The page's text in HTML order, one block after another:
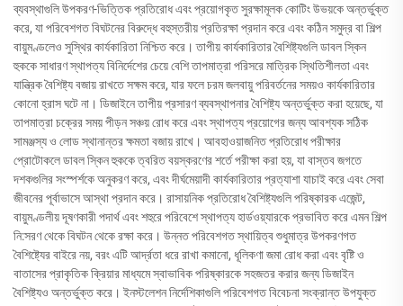
ব্যবস্থাগুলি উপকরণ-ভিত্তিক প্রতিরোধ এবং প্রয়োগকৃত সুরক্ষামূলক কোটিং উভয়কে অন্তর্ভুক্ত
করে, যা পরিবেশগত বিঘটনের বিরুদ্ধে বহুস্তরীয় প্রতিরক্ষা প্রদান করে এবং কঠিন সমুদ্র বা শিল্প
বায়ুমণ্ডলেও সুস্থির কার্যকারিতা নিশ্চিত করে। তাপীয় কার্যকারিতার বৈশিষ্ট্যগুলি ডাবল স্কিন
হুককে সাধারণ স্থাপত্য বিনির্দেশের চেয়ে বেশি তাপমাত্রা পরিসরে মাত্রিক স্থিতিশীলতা এবং
যান্ত্রিক বৈশিষ্ট্য বজায় রাখতে সক্ষম করে, যার ফলে চরম জলবায়ু পরিবর্তনের সময়ও কার্যকারিতার
কোনো হ্রাস ঘটে না। ডিজাইনে তাপীয় প্রসারণ ব্যবস্থাপনার বৈশিষ্ট্য অন্তর্ভুক্ত করা হয়েছে, যা
তাপমাত্রা চক্রের সময় পীড়ন সঞ্চয় রোধ করে এবং স্থাপত্য প্রয়োগের জন্য আবশ্যক সঠিক
সামঞ্জস্য ও লোড স্থানান্তর ক্ষমতা বজায় রাখে। আবহাওয়াজনিত প্রতিরোধ পরীক্ষার
প্রোটোকলে ডাবল স্কিন হুককে ত্বরিত বয়স্করণের শর্তে পরীক্ষা করা হয়, যা বাস্তব জগতে
দশকগুলির সংস্পর্শকে অনুকরণ করে, এবং দীর্ঘমেয়াদী কার্যকারিতার প্রত্যাশা যাচাই করে এবং সেবা
জীবনের পূর্বাভাসে আস্থা প্রদান করে। রাসায়নিক প্রতিরোধ বৈশিষ্ট্যগুলি পরিষ্কারক এজেন্ট,
বায়ুমণ্ডলীয় দূষণকারী পদার্থ এবং শহুরে পরিবেশে স্থাপত্য হার্ডওয়্যারকে প্রভাবিত করে এমন শিল্প
নি:সরণ থেকে বিঘটন থেকে রক্ষা করে। উন্নত পরিবেশগত স্থায়িত্ব শুধুমাত্র উপকরণগত
বৈশিষ্ট্যের বাইরে নয়, বরং এটি আর্দ্রতা ধরে রাখা কমানো, ধূলিকণা জমা রোধ করা এবং বৃষ্টি ও
বাতাসের প্রাকৃতিক ক্রিয়ার মাধ্যমে স্বাভাবিক পরিষ্কারকে সহজতর করার জন্য ডিজাইন
বৈশিষ্ট্যও অন্তর্ভুক্ত করে। ইনস্টলেশন নির্দেশিকাগুলি পরিবেশগত বিবেচনা সংক্রান্ত উপযুক্ত